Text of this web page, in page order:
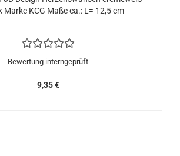
Marke KCG Maße ca.: L= 12,5 cm
Bewertung interngeprüft
9,35 €